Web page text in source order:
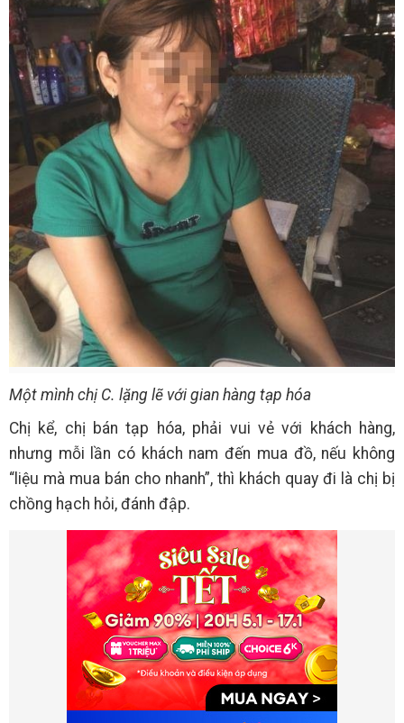
Một mình chị C. lặng lẽ với gian hàng tạp hóa
Chị kể, chị bán tạp hóa, phải vui vẻ với khách hàng,
nhưng mỗi lần có khách nam đến mua đồ, nếu không
“liệu mà mua bán cho nhanh”, thì khách quay đi là chị bị
chồng hạch hỏi, đánh đập.